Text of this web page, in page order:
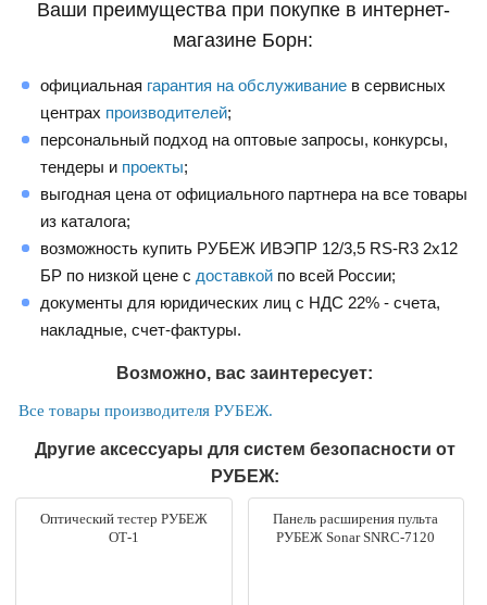
Ваши преимущества при покупке в интернет-
магазине Борн:
официальная гарантия на обслуживание в сервисных
центрах производителей;
персональный подход на оптовые запросы, конкурсы,
тендеры и проекты;
выгодная цена от официального партнера на все товары
из каталога;
возможность купить РУБЕЖ ИВЭПР 12/3,5 RS-R3 2х12
БР по низкой цене с доставкой по всей России;
документы для юридических лиц с НДС 22% - счета,
накладные, счет-фактуры.
Возможно, вас заинтересует:
Все товары производителя РУБЕЖ.
Другие аксессуары для систем безопасности от
РУБЕЖ:
Оптический тестер РУБЕЖ
ОТ-1
Панель расширения пульта
РУБЕЖ Sonar SNRC-7120